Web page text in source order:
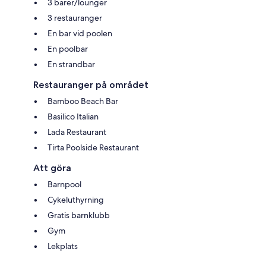
3 barer/lounger
3 restauranger
En bar vid poolen
En poolbar
En strandbar
Restauranger på området
Bamboo Beach Bar
Basilico Italian
Lada Restaurant
Tirta Poolside Restaurant
Att göra
Barnpool
Cykeluthyrning
Gratis barnklubb
Gym
Lekplats